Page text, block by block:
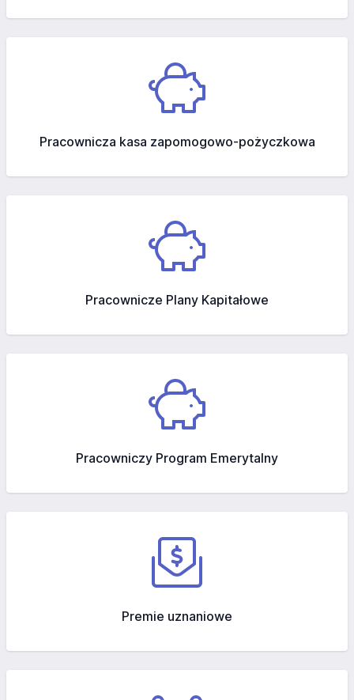
Pracownicza kasa zapomogowo-pożyczkowa
Pracownicze Plany Kapitałowe
Pracowniczy Program Emerytalny
Premie uznaniowe